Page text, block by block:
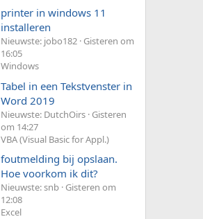
printer in windows 11
installeren
Nieuwste: jobo182 Gisteren om
16:05
Windows
Tabel in een Tekstvenster in
Word 2019
Nieuwste: DutchOirs Gisteren
om 14:27
VBA (Visual Basic for Appl.)
foutmelding bij opslaan.
Hoe voorkom ik dit?
Nieuwste: snb Gisteren om
12:08
Excel